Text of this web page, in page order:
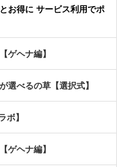
お得に サービス利用でポ
ゲヘナ編】
選べるの草【選択式】
ボ】
ゲヘナ編】